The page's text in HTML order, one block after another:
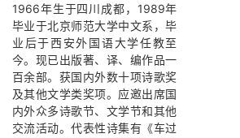
1966年生于四川成都，1989年
毕业于北京师范大学中文系，毕
业后于西安外国语大学任教至
今。现已出版著、译、编作品一
百余部。获国内外数十项诗歌奖
及其他文学类奖项。应邀出席国
内外众多诗歌节、文学节和其他
交流活动。代表性诗集有《车过